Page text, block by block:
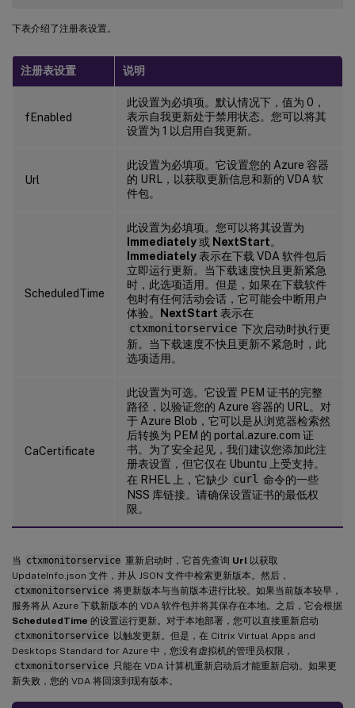
下表介绍了注册表设置。
注册表设置 说明
fEnabled
此设置为必填项。默认情况下，值为 0，
表示自我更新处于禁用状态。您可以将其
设置为 1 以启用自我更新。
Url
此设置为必填项。它设置您的 Azure 容器
的 URL，以获取更新信息和新的 VDA 软
件包。
ScheduledTime
此设置为必填项。您可以将其设置为
Immediately或 NextStart。
Immediately表示在下载 VDA 软件包后
立即运行更新。当下载速度快且更新紧急
时，此选项适用。但是，如果在下载软件
包时有任何活动会话，它可能会中断用户
体验。
NextStart 表示在
ctxmonitorservice 下次启动时执行更
新。当下载速度不快且更新不紧急时，此
选项适用。
CaCertificate
此设置为可选。它设置 PEM 证书的完整
路径，以验证您的 Azure 容器的 URL。对
于 Azure Blob，它可以是从浏览器检索然
后转换为 PEM 的 portal.azure.com 证
书。为了安全起见，我们建议您添加此注
册表设置，但它仅在 Ubuntu 上受支持。
在 RHEL 上，它缺少 curl 命令的一些
NSS 库链接。请确保设置证书的最低权
限。
当 ctxmonitorservice 重新启动时，它首先查询 Url 以获取
UpdateInfo.json 文件，并从 JSON 文件中检索更新版本。然后，
ctxmonitorservice 将更新版本与当前版本进行比较。如果当前版本较早，
服务将从 Azure 下载新版本的 VDA 软件包并将其保存在本地。之后，它会根据
ScheduledTime 的设置运行更新。对于本地部署，您可以直接重新启动
ctxmonitorservice 以触发更新。但是，在 Citrix Virtual Apps and
Desktops Standard for Azure 中，您没有虚拟机的管理员权限，
ctxmonitorservice 只能在 VDA 计算机重新启动后才能重新启动。如果更
新失败，您的 VDA 将回滚到现有版本。